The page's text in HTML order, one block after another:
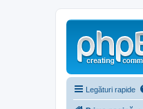
Legături rapide